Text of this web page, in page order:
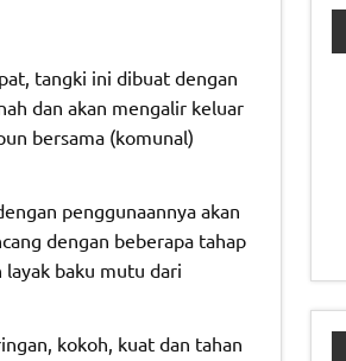
tangki ini dibuat dengan
dan akan mengalir keluar
bersama (komunal)
penggunaannya akan
dengan beberapa tahap
baku mutu dari
kokoh, kuat dan tahan